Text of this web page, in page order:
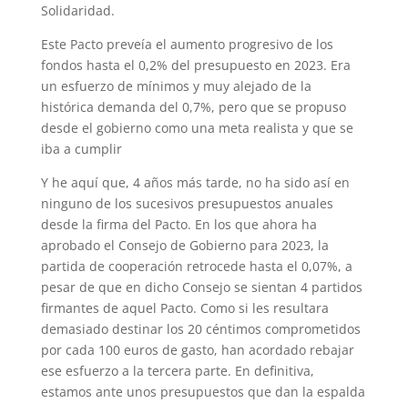
Solidaridad.
Este Pacto preveía el aumento progresivo de los
fondos hasta el 0,2% del presupuesto en 2023. Era
un esfuerzo de mínimos y muy alejado de la
histórica demanda del 0,7%, pero que se propuso
desde el gobierno como una meta realista y que se
iba a cumplir
Y he aquí que, 4 años más tarde, no ha sido así en
ninguno de los sucesivos presupuestos anuales
desde la firma del Pacto. En los que ahora ha
aprobado el Consejo de Gobierno para 2023, la
partida de cooperación retrocede hasta el 0,07%, a
pesar de que en dicho Consejo se sientan 4 partidos
firmantes de aquel Pacto. Como si les resultara
demasiado destinar los 20 céntimos comprometidos
por cada 100 euros de gasto, han acordado rebajar
ese esfuerzo a la tercera parte. En definitiva,
estamos ante unos presupuestos que dan la espalda